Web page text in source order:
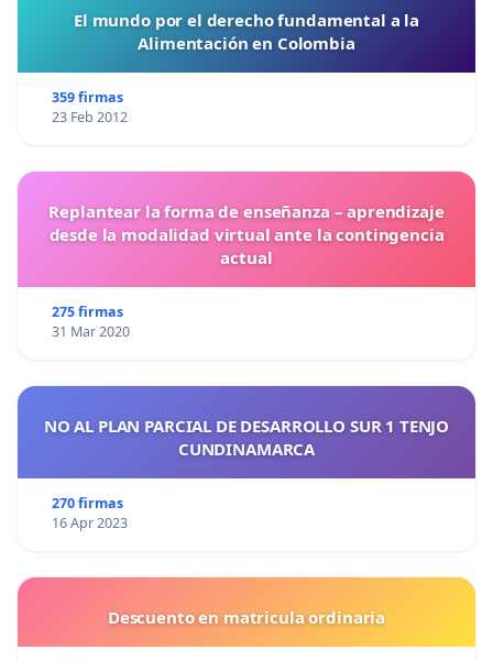
El mundo por el derecho fundamental a la
Alimentación en Colombia
359 firmas
23 Feb 2012
Replantear la forma de enseñanza – aprendizaje
desde la modalidad virtual ante la contingencia
actual
275 firmas
31 Mar 2020
NO AL PLAN PARCIAL DE DESARROLLO SUR 1 TENJO
CUNDINAMARCA
270 firmas
16 Apr 2023
Descuento en matricula ordinaria